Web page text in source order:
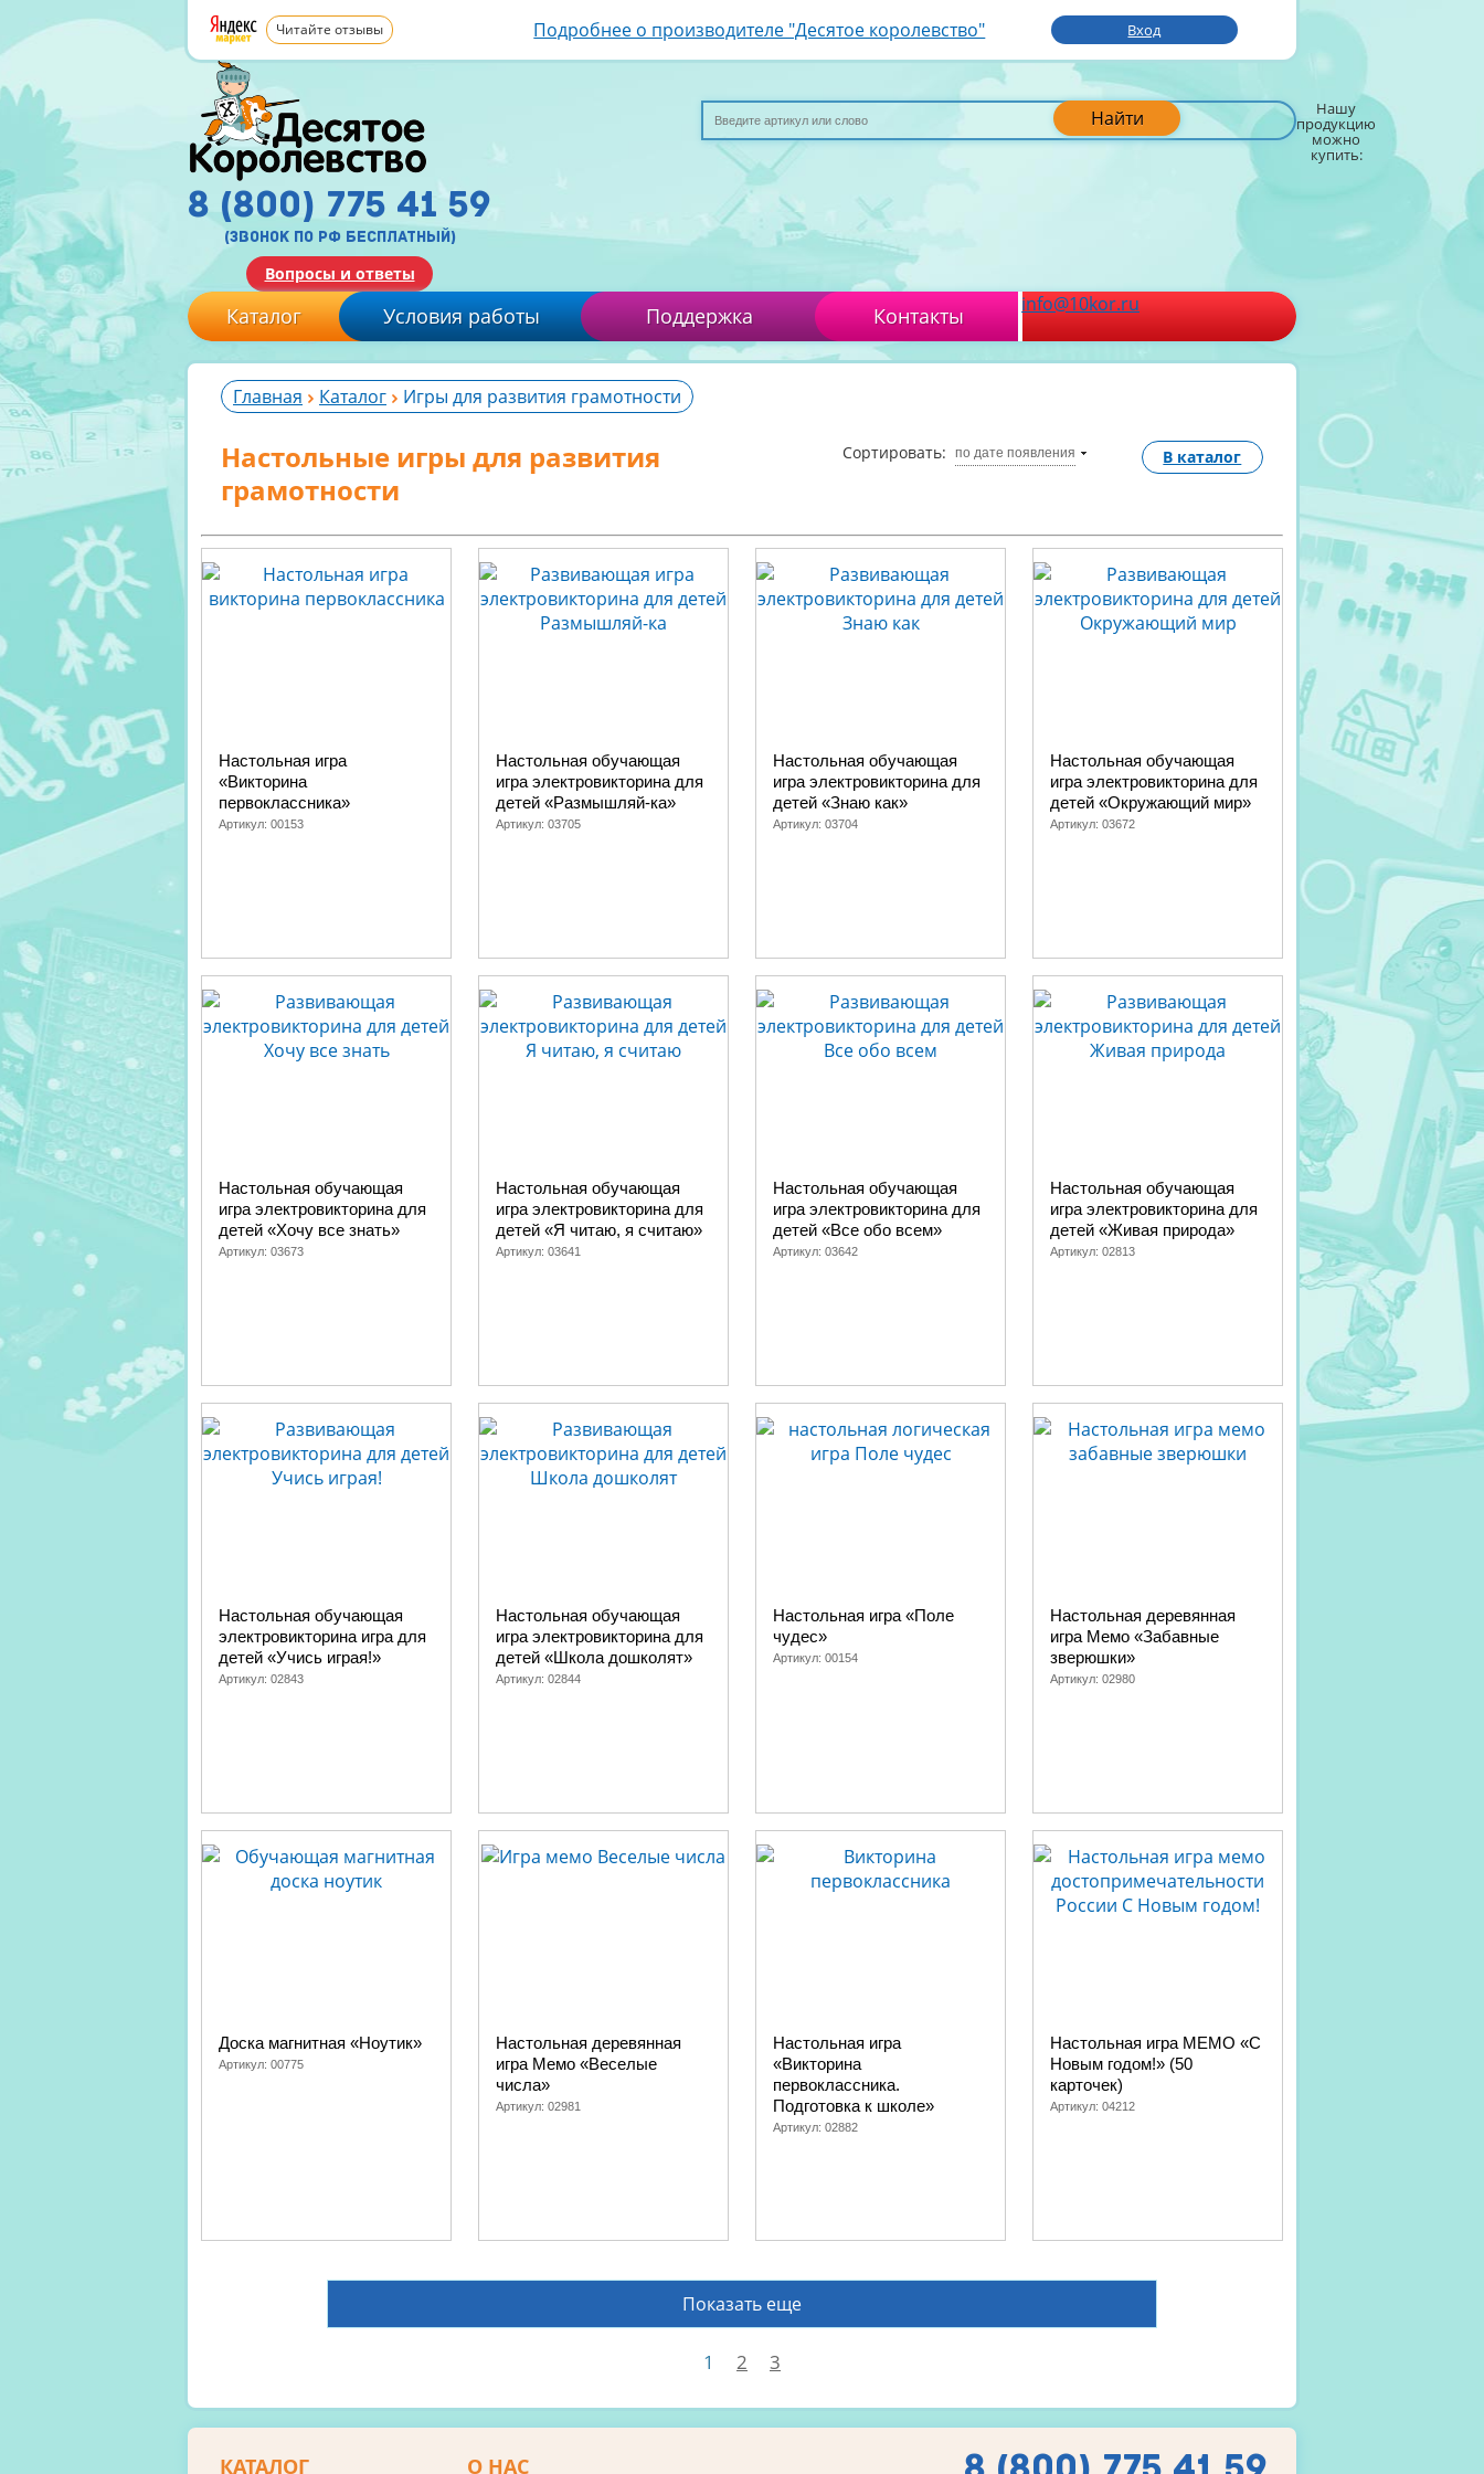
Читайте отзывы Подробнее о производителе "Десятое королевство" Вход
Найти Нашу
продукцию
можно
купить:
8 (800) 775 41 59
(звонок по рф бесплатный)
Вопросы и ответы
Каталог Условия работы Поддержка Контакты info@10kor.ru
Главная Каталог Игры для развития грамотности
Настольные игры для развития
грамотности
Сортировать: по дате появления В каталог
Настольная игра
«Викторина
первоклассника»
Артикул: 00153
Настольная обучающая
игра электровикторина для
детей «Размышляй-ка»
Артикул: 03705
Настольная обучающая
игра электровикторина для
детей «Знаю как»
Артикул: 03704
Настольная обучающая
игра электровикторина для
детей «Окружающий мир»
Артикул: 03672
Настольная обучающая
игра электровикторина для
детей «Хочу все знать»
Артикул: 03673
Настольная обучающая
игра электровикторина для
детей «Я читаю, я считаю»
Артикул: 03641
Настольная обучающая
игра электровикторина для
детей «Все обо всем»
Артикул: 03642
Настольная обучающая
игра электровикторина для
детей «Живая природа»
Артикул: 02813
Настольная обучающая
электровикторина игра для
детей «Учись играя!»
Артикул: 02843
Настольная обучающая
игра электровикторина для
детей «Школа дошколят»
Артикул: 02844
Настольная игра «Поле
чудес»
Артикул: 00154
Настольная деревянная
игра Мемо «Забавные
зверюшки»
Артикул: 02980
Доска магнитная «Ноутик»
Артикул: 00775
Настольная деревянная
игра Мемо «Веселые
числа»
Артикул: 02981
Настольная игра
«Викторина
первоклассника.
Подготовка к школе»
Артикул: 02882
Настольная игра МЕМО «С
Новым годом!» (50
карточек)
Артикул: 04212
Показать еще
1 2 3
КАТАЛОГ О НАС